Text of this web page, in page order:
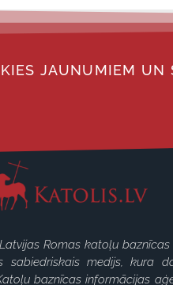
JAUNUMIEM UN
Romas katoļu baznīcas
sabiedriskais medijs, kura
baznīcas informācijas